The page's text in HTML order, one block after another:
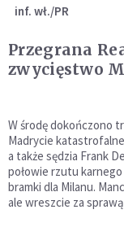
inf. wł./PR
Przegrana
zwycięstwo
W środę dokończono
Madrycie katastrofalne
a także sędzia Frank
połowie rzutu karnego
bramki dla Milanu.
ale wreszcie za